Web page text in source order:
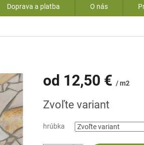
Doprava a platba O nás
od 12,50 € / m2
cena:
Zvoľte variant
hrúbka